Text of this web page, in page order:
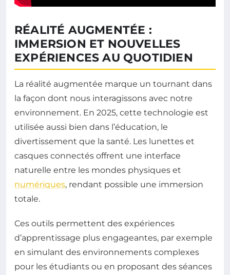
RÉALITÉ AUGMENTÉE :
IMMERSION ET NOUVELLES
EXPÉRIENCES AU QUOTIDIEN
La réalité augmentée marque un tournant dans
la façon dont nous interagissons avec notre
environnement. En 2025, cette technologie est
utilisée aussi bien dans l’éducation, le
divertissement que la santé. Les lunettes et
casques connectés offrent une interface
naturelle entre les mondes physiques et
numériques, rendant possible une immersion
totale.
Ces outils permettent des expériences
d’apprentissage plus engageantes, par exemple
en simulant des environnements complexes
pour les étudiants ou en proposant des séances